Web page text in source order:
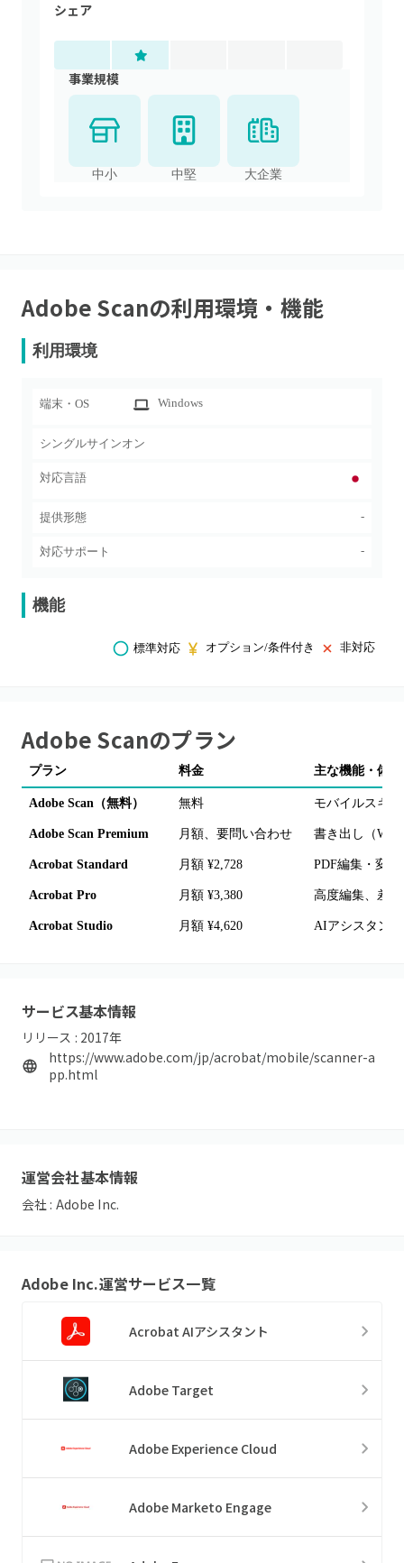
シェア
事業規模
中小 中堅 大企業
Adobe Scanの利用環境・機能
利用環境
端末・OS Windows
シングルサインオン
対応言語
提供形態 -
対応サポート -
機能
標準対応 オプション/条件付き 非対応
Adobe Scanのプラン
プラン 料金 主な機能・備考
Adobe Scan（無料） 無料 モバイルスキ
Adobe Scan Premium 月額、要問い合わせ 書き出し（
Acrobat Standard 月額 ¥2,728 PDF編集・変
Acrobat Pro 月額 ¥3,380 高度編集、差
Acrobat Studio 月額 ¥4,620 AIアシスタント
サービス基本情報
リリース : 2017年
https://www.adobe.com/jp/acrobat/mobile/scanner-a
pp.html
運営会社基本情報
会社 : Adobe Inc.
Adobe Inc.運営サービス一覧
Acrobat AIアシスタント
Adobe Target
Adobe Experience Cloud
Adobe Marketo Engage